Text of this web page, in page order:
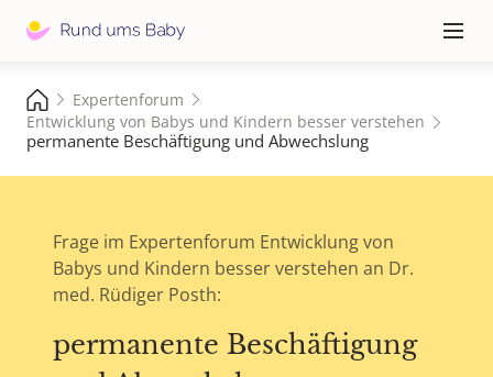
≡
Expertenforum
Entwicklung von Babys und Kindern besser verstehen
permanente Beschäftigung und Abwechslung
Frage im Expertenforum Entwicklung von
Babys und Kindern besser verstehen an Dr.
med. Rüdiger Posth:
permanente Beschäftigung